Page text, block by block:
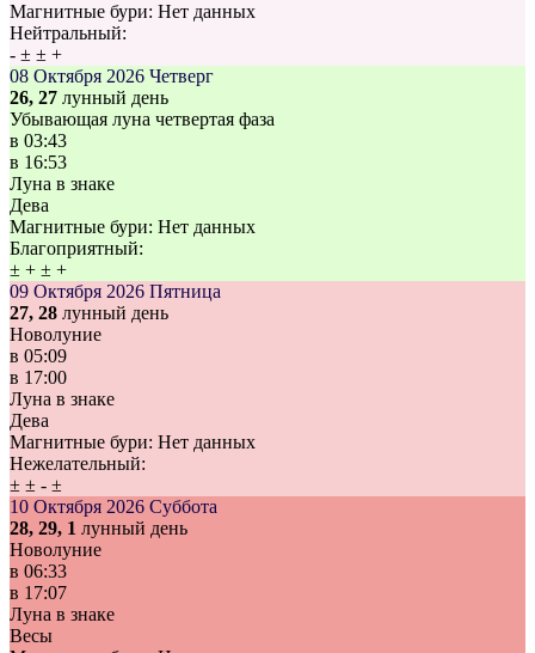
Магнитные бури: Нет данных
Нейтральный:
- ± ± +
08 Октября 2026 Четверг
26, 27 лунный день
Убывающая луна четвертая фаза
в 03:43
в 16:53
Луна в знаке
Дева
Магнитные бури: Нет данных
Благоприятный:
± + ± +
09 Октября 2026 Пятница
27, 28 лунный день
Новолуние
в 05:09
в 17:00
Луна в знаке
Дева
Магнитные бури: Нет данных
Нежелательный:
± ± - ±
10 Октября 2026 Суббота
28, 29, 1 лунный день
Новолуние
в 06:33
в 17:07
Луна в знаке
Весы